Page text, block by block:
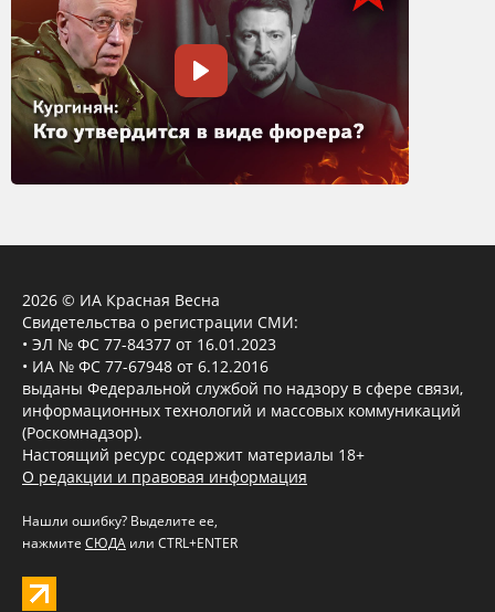
возрождаемой Османской империи. Кургинян
подчёркивает: это не шутка, а суровая правда
ситуации. Пашинян предстаёт не просто политиком, а
раздувшимся монстром, окружившим себя армией,
удерживающим власть любой ценой и выполняющим
ликвидаторскую миссию по отношению к
собственному народу.
политолога, — не в самой Армении, а в русско-
прагматический, политический и общий.
На прагматическом уровне наша задача — победить
в украинском конфликте, не допуская других. Турция
пока лояльна — и это всех устраивает.
На политическом уровне требуется анализ риторики
Эрдогана. Нельзя сбрасывать со счетов слова о
неоосманизме, ссылаясь на то, что это пустые
разговоры. Кургинян проводит историческую
аналогию со Сталиным: прагматик Сталин не верил,
что Гитлер нападёт на СССР, потому что это казалось
бессмысленным. Но Гитлер руководствовался
2026 © ИА Красная Весна
Свидетельства о регистрации СМИ:
• ЭЛ № ФС 77-84377 от 16.01.2023
• ИА № ФС 77-67948 от 6.12.2016
выданы Федеральной службой по надзору в сфере связи,
информационных технологий и массовых коммуникаций
(Роскомнадзор).
Настоящий ресурс содержит материалы 18+
О редакции и правовая информация
Нашли ошибку? Выделите ее,
нажмите СЮДА или CTRL+ENTER